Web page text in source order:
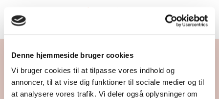
Denne hjemmeside bruger cookies
Vi bruger cookies til at tilpasse vores indhold og
annoncer, til at vise dig funktioner til sociale medier og til
at analysere vores trafik. Vi deler også oplysninger om
HOV, NOGET GIK GALT!
404 - SIDE IKKE FUNDET